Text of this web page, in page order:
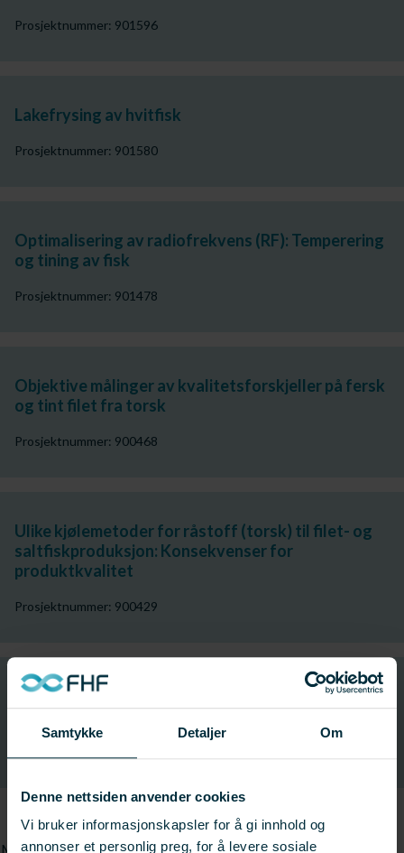
Samtykke Detaljer Om
Denne nettsiden anvender cookies
Vi bruker informasjonskapsler for å gi innhold og
annonser et personlig preg, for å levere sosiale
Prosjektnummer: 901596
Lakefrysing av hvitfisk
Prosjektnummer: 901580
Optimalisering av radiofrekvens (RF): Temperering
og tining av fisk
Prosjektnummer: 901478
Objektive målinger av kvalitetsforskjeller på fersk
og tint filet fra torsk
Prosjektnummer: 900468
Ulike kjølemetoder for råstoff (torsk) til filet- og
saltfiskproduksjon: Konsekvenser for
produktkvalitet
Prosjektnummer: 900429
Frysing av pre-rigor laksefilet - kvalitet og